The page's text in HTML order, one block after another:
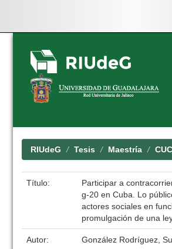
Skip
navigation
RIUdeG Tesis Maestría
Título:
Participar a
g-20 en Cuba. Lo
actores sociales en
promulgación de una
Autor: González Rodríguez,